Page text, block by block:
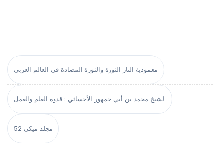
معمودية النار الثورة والثورة المضادة في العالم العربي
الشيخ محمد بن أبي جمهور الأحسائي : قدوة العلم والعمل
مجلد ميكي 52